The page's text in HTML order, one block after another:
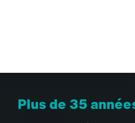
Plus de 35